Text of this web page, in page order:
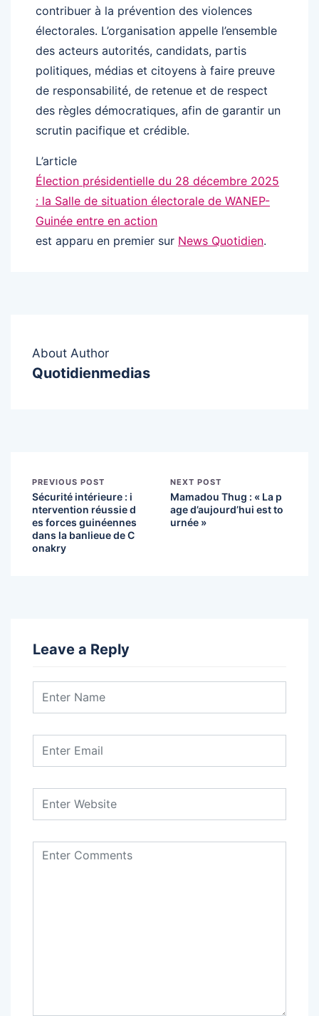
contribuer à la prévention des violences
électorales. L’organisation appelle l’ensemble
des acteurs autorités, candidats, partis
politiques, médias et citoyens à faire preuve
de responsabilité, de retenue et de respect
des règles démocratiques, afin de garantir un
scrutin pacifique et crédible.
L’article
Élection présidentielle du 28 décembre 2025
: la Salle de situation électorale de WANEP-
Guinée entre en action
est apparu en premier sur News Quotidien.
About Author
Quotidienmedias
PREVIOUS POST
Sécurité intérieure : i
ntervention réussie d
es forces guinéennes
dans la banlieue de C
onakry
NEXT POST
Mamadou Thug : « La p
age d’aujourd’hui est to
urnée »
Leave a Reply